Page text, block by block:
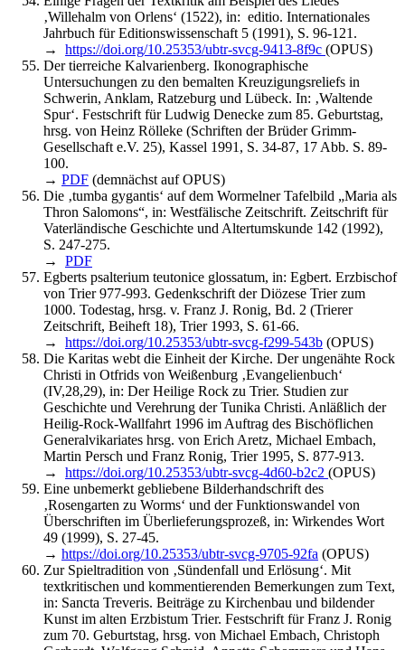
‚Willehalm von Orlens‘ (1522), in: editio. Internationales
Jahrbuch für Editionswissenschaft 5 (1991), S. 96-121.
→ https://doi.org/10.25353/ubtr-svcg-9413-8f9c (OPUS)
Der tierreiche Kalvarienberg. Ikonographische
Untersuchungen zu den bemalten Kreuzigungsreliefs in
Schwerin, Anklam, Ratzeburg und Lübeck. In: ‚Waltende
Spur‘. Festschrift für Ludwig Denecke zum 85. Geburtstag,
hrsg. von Heinz Rölleke (Schriften der Brüder Grimm-
Gesellschaft e.V. 25), Kassel 1991, S. 34-87, 17 Abb. S. 89-
100.
→ PDF (demnächst auf OPUS)
Die ‚tumba gygantis‘ auf dem Wormelner Tafelbild „Maria als
Thron Salomons“, in: Westfälische Zeitschrift. Zeitschrift für
Vaterländische Geschichte und Altertumskunde 142 (1992),
S. 247-275.
→ PDF
Egberts psalterium teutonice glossatum, in: Egbert. Erzbischof
von Trier 977-993. Gedenkschrift der Diözese Trier zum
1000. Todestag, hrsg. v. Franz J. Ronig, Bd. 2 (Trierer
Zeitschrift, Beiheft 18), Trier 1993, S. 61-66.
→ https://doi.org/10.25353/ubtr-svcg-f299-543b (OPUS)
Die Karitas webt die Einheit der Kirche. Der ungenähte Rock
Christi in Otfrids von Weißenburg ‚Evangelienbuch‘
(IV,28,29), in: Der Heilige Rock zu Trier. Studien zur
Geschichte und Verehrung der Tunika Christi. Anläßlich der
Heilig-Rock-Wallfahrt 1996 im Auftrag des Bischöflichen
Generalvikariates hrsg. von Erich Aretz, Michael Embach,
Martin Persch und Franz Ronig, Trier 1995, S. 877-913.
→ https://doi.org/10.25353/ubtr-svcg-4d60-b2c2 (OPUS)
Eine unbemerkt gebliebene Bilderhandschrift des
‚Rosengarten zu Worms‘ und der Funktionswandel von
Überschriften im Überlieferungsprozeß, in: Wirkendes Wort
49 (1999), S. 27-45.
→ https://doi.org/10.25353/ubtr-svcg-9705-92fa (OPUS)
Zur Spieltradition von ‚Sündenfall und Erlösung‘. Mit
textkritischen und kommentierenden Bemerkungen zum Text,
in: Sancta Treveris. Beiträge zu Kirchenbau und bildender
Kunst im alten Erzbistum Trier. Festschrift für Franz J. Ronig
zum 70. Geburtstag, hrsg. von Michael Embach, Christoph